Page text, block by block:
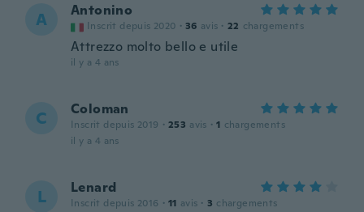
A Antonino
Inscrit depuis 2020 · 36 avis · 22 chargements
Attrezzo molto bello e utile
il y a 4 ans
C Coloman
Inscrit depuis 2019 · 253 avis · 1 chargements
il y a 4 ans
L Lenard
Inscrit depuis 2016 · 11 avis · 3 chargements